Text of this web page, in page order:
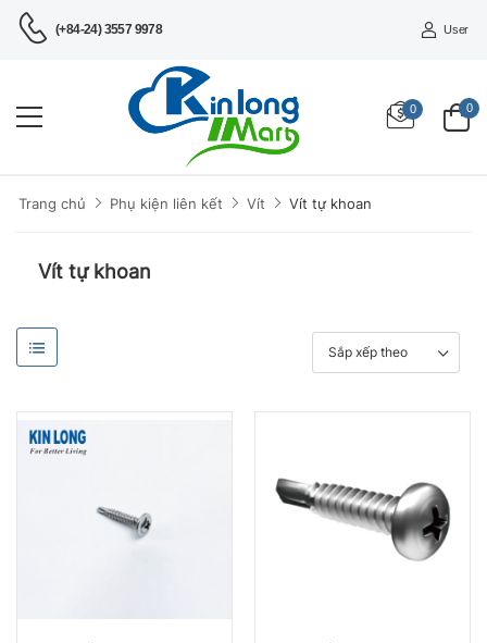
(+84-24) 3557 9978 User
0 0
Trang chủ Phụ kiện liên kết Vít Vít tự khoan
Vít tự khoan